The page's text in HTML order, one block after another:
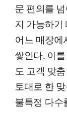
문 편의를
지 가능하기
어느 매장에
쌓인다. 이
도 고객 맞
토대로 한
불특정 다수